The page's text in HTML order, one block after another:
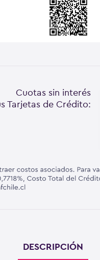
Cuotas sin interés
Tarjetas de Crédito:
DESCRIPCIÓN